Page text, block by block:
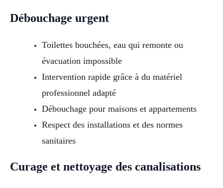
Débouchage urgent
Toilettes bouchées, eau qui remonte ou
évacuation impossible
Intervention rapide grâce à du matériel
professionnel adapté
Débouchage pour maisons et appartements
Respect des installations et des normes
sanitaires
Curage et nettoyage des canalisations